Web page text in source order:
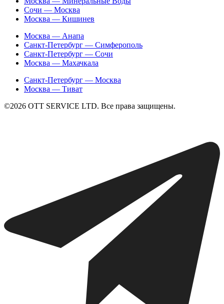
Сочи — Москва
Москва — Кишинев
Москва — Анапа
Санкт-Петербург — Симферополь
Санкт-Петербург — Сочи
Москва — Махачкала
Санкт-Петербург — Москва
Москва — Тиват
©2026 ОТТ SERVICE LTD. Все права защищены.